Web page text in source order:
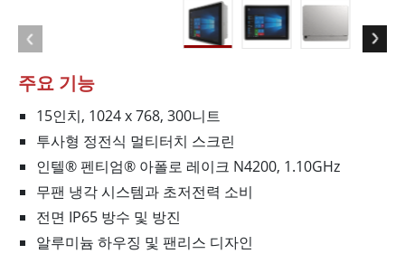
주요 기능
15인치, 1024 x 768, 300니트
투사형 정전식 멀티터치 스크린
인텔® 펜티엄® 아폴로 레이크 N4200, 1.10GHz
무팬 냉각 시스템과 초저전력 소비
전면 IP65 방수 및 방진
알루미늄 하우징 및 팬리스 디자인